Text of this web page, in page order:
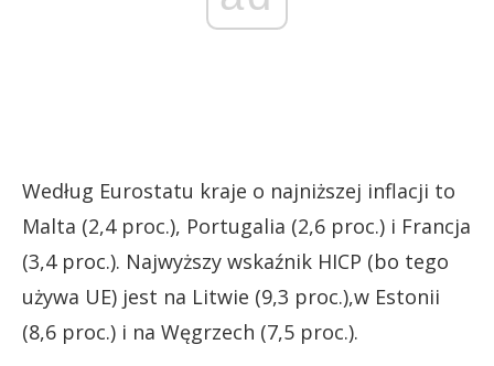
Według Eurostatu kraje o najniższej inflacji to
Malta (2,4 proc.), Portugalia (2,6 proc.) i Francja
(3,4 proc.). Najwyższy wskaźnik HICP (bo tego
używa UE) jest na Litwie (9,3 proc.),w Estonii
(8,6 proc.) i na Węgrzech (7,5 proc.).